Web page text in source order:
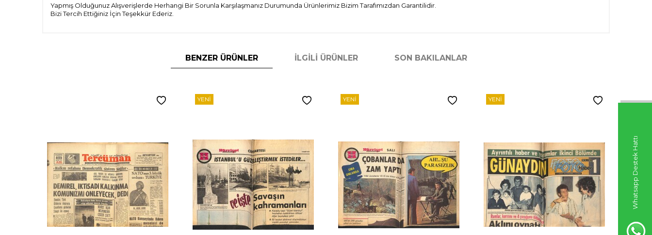
Whatsapp Destek Hattı
Yapmış Olduğunuz Alışverişlerde Herhangi Bir Sorunla Karşılaşmanız Durumunda Ürünlerimiz Bizim Tarafımızdan Garantilidir.
Bizi Tercih Ettiğiniz İçin Teşekkür Ederiz.
BENZER ÜRÜNLER İLGILI ÜRÜNLER SON BAKILANLAR
YENI YENI YENI YENI